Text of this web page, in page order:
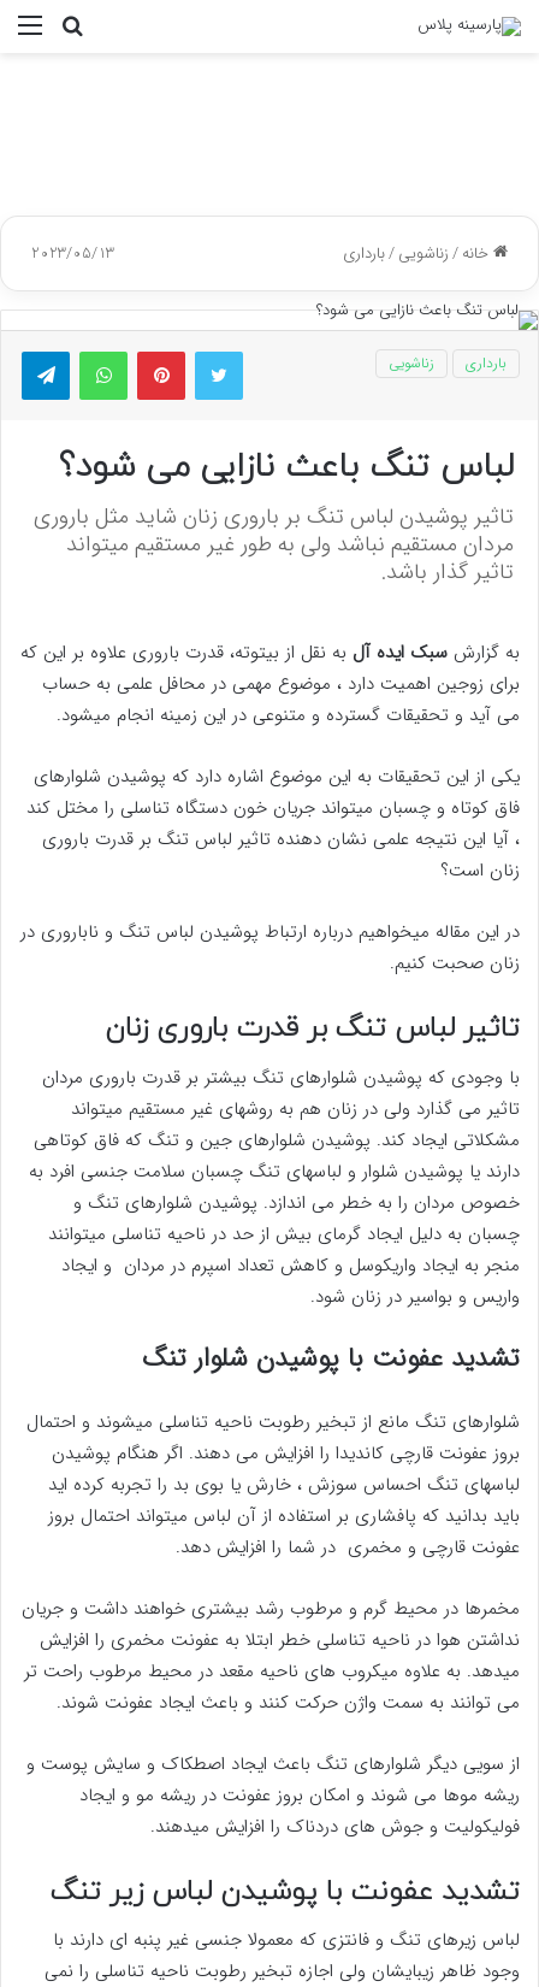
جستجو
خانه/زناشویی/بارداری 2023/05/13
توییتر پینتریستواتس آپ
بارداری زناشویی
لباس تنگ باعث نازایی می شود؟
تاثیر پوشیدن لباس تنگ بر باروری زنان شاید مثل باروری
مردان مستقیم نباشد ولی به طور غیر مستقیم میتواند
تاثیر گذار باشد.
به گزارش سبک ایده آل به نقل از بیتوته، قدرت باروری علاوه بر این که
برای زوجین اهمیت دارد ، موضوع مهمی در محافل علمی به حساب
می آید و تحقیقات گسترده و متنوعی در این زمینه انجام میشود.
یکی از این تحقیقات به این موضوع اشاره دارد که پوشیدن شلوارهای
فاق کوتاه و چسبان میتواند جریان خون دستگاه تناسلی را مختل کند
، آیا این نتیجه علمی نشان دهنده تاثیر لباس تنگ بر قدرت باروری
زنان است؟
در این مقاله میخواهیم درباره ارتباط پوشیدن لباس تنگ و ناباروری در
زنان صحبت کنیم.
تاثیر لباس تنگ بر قدرت باروری زنان
با وجودی که پوشیدن شلوارهای تنگ بیشتر بر قدرت باروری مردان
تاثیر می گذارد ولی در زنان هم به روشهای غیر مستقیم میتواند
مشکلاتی ایجاد کند. پوشیدن شلوارهای جین و تنگ که فاق کوتاهی
دارند یا پوشیدن شلوار و لباسهای تنگ چسبان سلامت جنسی افرد به
خصوص مردان را به خطر می اندازد. پوشیدن شلوارهای تنگ و
چسبان به دلیل ایجاد گرمای بیش از حد در ناحیه تناسلی میتوانند
منجر به ایجاد واریکوسل و کاهش تعداد اسپرم در مردان و ایجاد
واریس و بواسیر در زنان شود.
تشدید عفونت با پوشیدن شلوار تنگ
شلوارهای تنگ مانع از تبخیر رطوبت ناحیه تناسلی میشوند و احتمال
بروز عفونت قارچی کاندیدا را افزایش می دهند. اگر هنگام پوشیدن
لباسهای تنگ احساس سوزش ، خارش یا بوی بد را تجربه کرده اید
باید بدانید که پافشاری بر استفاده از آن لباس میتواند احتمال بروز
عفونت قارچی و مخمری در شما را افزایش دهد.
مخمرها در محیط گرم و مرطوب رشد بیشتری خواهند داشت و جریان
نداشتن هوا در ناحیه تناسلی خطر ابتلا به عفونت مخمری را افزایش
میدهد. به علاوه میکروب های ناحیه مقعد در محیط مرطوب راحت تر
می توانند به سمت واژن حرکت کنند و باعث ایجاد عفونت شوند.
از سویی دیگر شلوارهای تنگ باعث ایجاد اصطکاک و سایش پوست و
ریشه موها می شوند و امکان بروز عفونت در ریشه مو و ایجاد
فولیکولیت و جوش های دردناک را افزایش میدهند.
تشدید عفونت با پوشیدن لباس زیر تنگ
لباس زیرهای تنگ و فانتزی که معمولا جنسی غیر پنبه ای دارند با
وجود ظاهر زیبایشان ولی اجازه تبخیر رطوبت ناحیه تناسلی را نمی